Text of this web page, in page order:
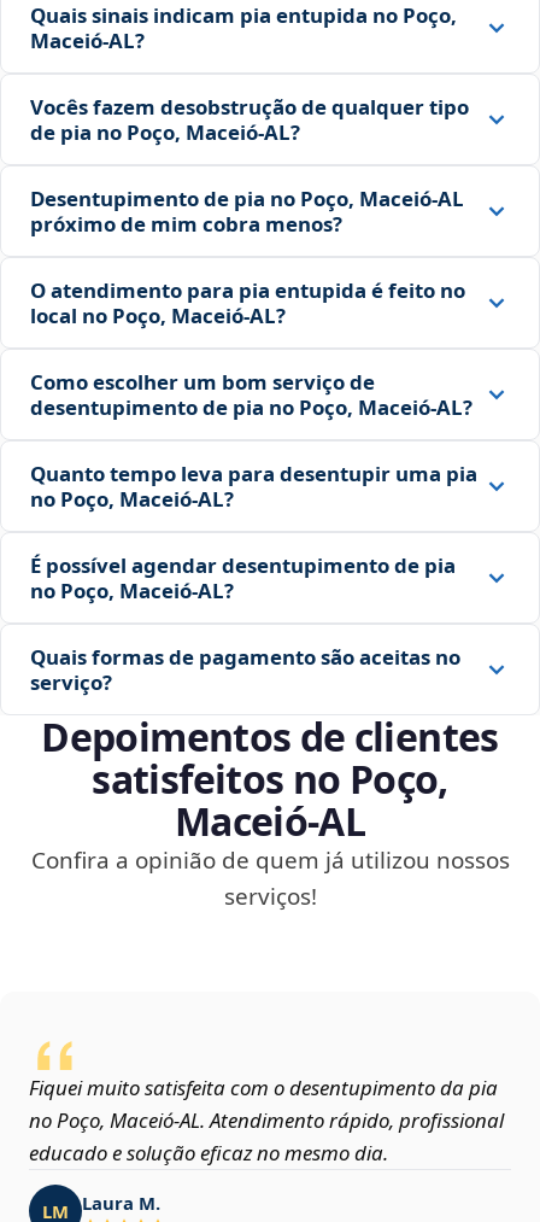
Quais sinais indicam pia entupida no Poço,
Maceió‑AL?
Vocês fazem desobstrução de qualquer tipo
de pia no Poço, Maceió‑AL?
Desentupimento de pia no Poço, Maceió‑AL
próximo de mim cobra menos?
O atendimento para pia entupida é feito no
local no Poço, Maceió‑AL?
Como escolher um bom serviço de
desentupimento de pia no Poço, Maceió‑AL?
Quanto tempo leva para desentupir uma pia
no Poço, Maceió‑AL?
É possível agendar desentupimento de pia
no Poço, Maceió‑AL?
Quais formas de pagamento são aceitas no
serviço?
Depoimentos de clientes
satisfeitos no Poço,
Maceió‑AL
Confira a opinião de quem já utilizou nossos
serviços!
Fiquei muito satisfeita com o desentupimento da pia
no Poço, Maceió‑AL. Atendimento rápido, profissional
educado e solução eficaz no mesmo dia.
LM Laura M.